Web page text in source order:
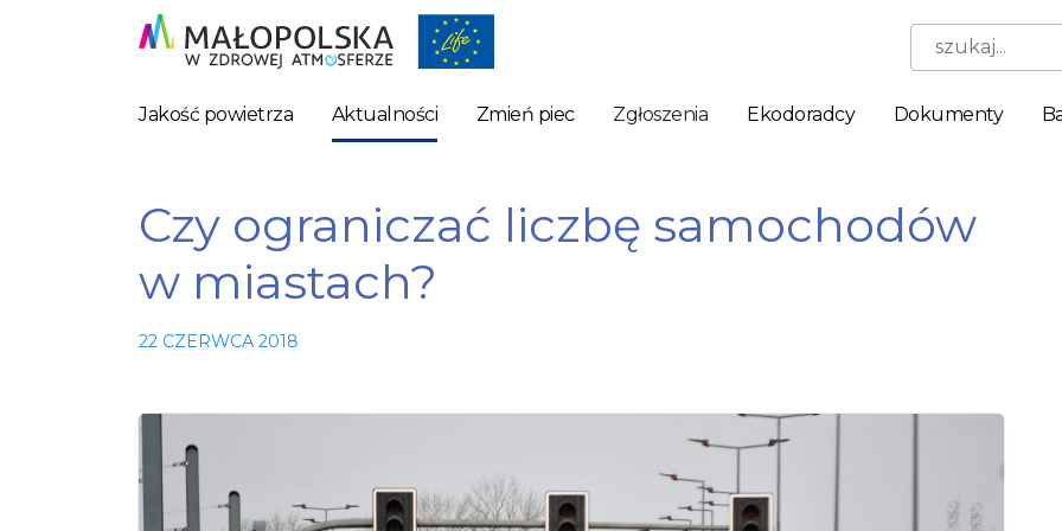
szukaj...
Jakość powietrza Aktualności Zmień piec Zgłoszenia Ekodoradcy Dokumenty
Czy ograniczać liczbę samochodów
w miastach?
22 CZERWCA 2018
Niezbędne